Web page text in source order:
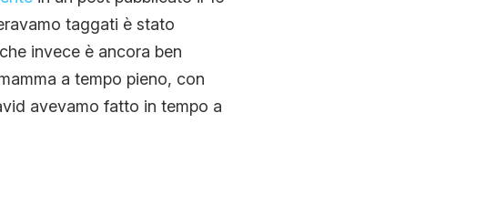
taggati è stato
invece è ancora ben
a tempo pieno, con
avevamo fatto in tempo a